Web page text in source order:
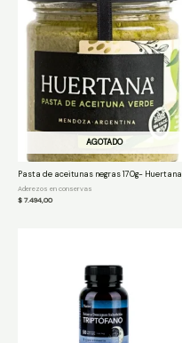
AGOTADO
Pasta de aceitunas negras 170g- Huertana
Aderezos en conservas
$7.494,00